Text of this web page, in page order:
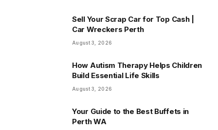
Sell Your Scrap Car for Top Cash |
Car Wreckers Perth
August 3, 2026
How Autism Therapy Helps Children
Build Essential Life Skills
August 3, 2026
Your Guide to the Best Buffets in
Perth WA